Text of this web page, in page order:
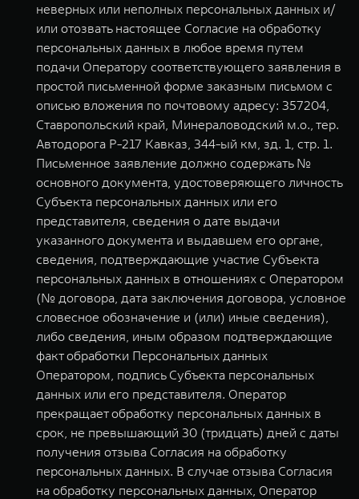
неверных или неполных персональных данных и/
или отозвать настоящее Согласие на обработку
персональных данных в любое время путем
подачи Оператору соответствующего заявления в
простой письменной форме заказным письмом с
описью вложения по почтовому адресу: 357204,
Ставропольский край, Минераловодский м.о., тер.
Автодорога Р-217 Кавказ, 344-ый км, зд. 1, стр. 1.
Письменное заявление должно содержать №
основного документа, удостоверяющего личность
Субъекта персональных данных или его
представителя, сведения о дате выдачи
указанного документа и выдавшем его органе,
сведения, подтверждающие участие Субъекта
персональных данных в отношениях с Оператором
(№ договора, дата заключения договора, условное
словесное обозначение и (или) иные сведения),
либо сведения, иным образом подтверждающие
факт обработки Персональных данных
Оператором, подпись Субъекта персональных
данных или его представителя. Оператор
прекращает обработку персональных данных в
срок, не превышающий 30 (тридцать) дней с даты
получения отзыва Согласия на обработку
персональных данных. В случае отзыва Согласия
на обработку персональных данных, Оператор